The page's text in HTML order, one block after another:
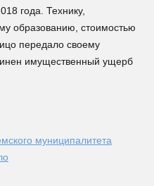
года. Технику,
образованию, стоимостью
передало своему
имущественный ущерб
муниципалитета